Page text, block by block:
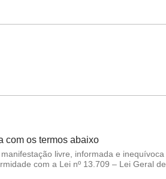
com os termos abaixo
livre, informada e
com a Lei nº 13.709 – Lei Geral